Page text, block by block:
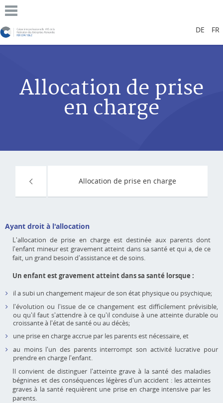
DE FR
Allocation de prise
en charge
Allocation de prise en charge
Ayant droit à l'allocation
L'allocation de prise en charge est destinée aux parents dont
l'enfant mineur est gravement atteint dans sa santé et qui a, de ce
fait, un grand besoin d'assistance et de soins.
Un enfant est gravement atteint dans sa santé lorsque :
il a subi un changement majeur de son état physique ou psychique;
l'évolution ou l'issue de ce changement est difficilement prévisible,
ou qu'il faut s'attendre à ce qu'il conduise à une atteinte durable ou
croissante à l'état de santé ou au décès;
une prise en charge accrue par les parents est nécessaire, et
au moins l'un des parents interrompt son activité lucrative pour
prendre en charge l'enfant.
Il convient de distinguer l'atteinte grave à la santé des maladies
bégnines et des conséquences légères d'un accident : les atteintes
graves à la santé requièrent une prise en charge intensive par les
parents.